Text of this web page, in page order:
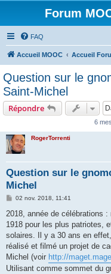
Forum
FAQ
Accueil MOOC Accueil
Question sur le
Saint-Michel
Répondre
6
RogerTorrenti
Question sur le
Michel
M
s
a
g
02 nov. 2018, 11:41
2018, année de célébrations
1918 pour les plus patriotes,
solaires. Il y a 30 ans en
réalisé et filmé un projet de
Michel (voir http://
Utilisant comme sommet du